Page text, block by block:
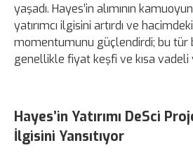
yaşadı. Hayes’in alımının
yatırımcı ilgisini artırdı ve
momentumunu güçlendirdi; bu tür
genellikle fiyat keşfi ve kısa
Hayes’in Yatırımı DeSci
İlgisini Yansıtıyor